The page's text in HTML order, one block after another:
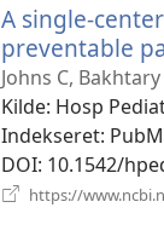
A single-
preventable
Johns C,
Kilde‎: Hosp
Indekseret‎:
DOI‎: 10.1542/
https://